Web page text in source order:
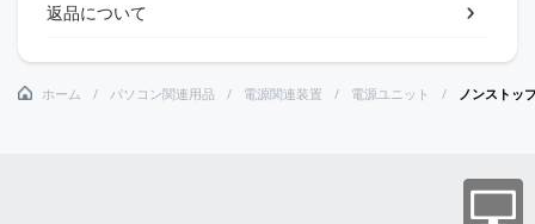
返品について
ホーム パソコン関連用品 電源関連装置 電源ユニット ノンストッ